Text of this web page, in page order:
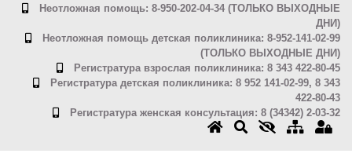
Неотложная помощь: 8-950-202-04-34 (ТОЛЬКО ВЫХОДНЫЕ
ДНИ)
Неотложная помощь детская поликлиника: 8-952-141-02-99
(ТОЛЬКО ВЫХОДНЫЕ ДНИ)
Регистратура взрослая поликлиника: 8 343 422-80-45
Регистратура детская поликлиника: 8 952 141-02-99, 8 343
422-80-43
Регистратура женская консультация: 8 (34342) 2-03-32